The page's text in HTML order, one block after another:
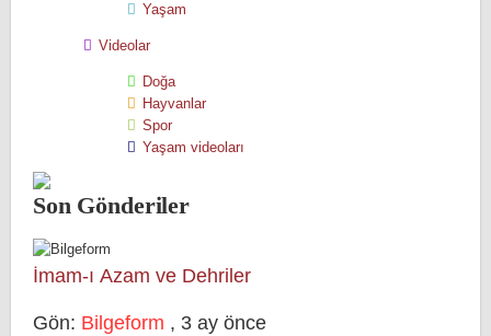
Yaşam
Videolar
Doğa
Hayvanlar
Spor
Yaşam videoları
Son Gönderiler
İmam-ı Azam ve Dehriler
Gön: Bilgeform , 3 ay önce